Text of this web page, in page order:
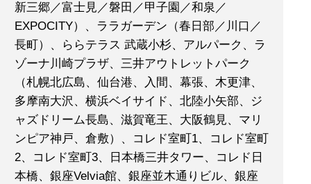
新三郷／富士見／磐田／甲子園／和泉／
EXPOCITY）、ララガーデン（春日部／川口／
長町）、ららテラス 武蔵小杉、アルパーク、ラ
ゾーナ川崎プラザ、三井アウトレットパーク
（札幌北広島、仙台港、入間、幕張、木更津、
多摩南大沢、横浜ベイサイド、北陸小矢部、ジ
ャズドリーム長島、滋賀竜王、大阪鶴見、マリ
ンピア神戸、倉敷）、コレド室町1、コレド室町
2、コレド室町3、日本橋三井タワー、コレド日
本橋、銀座Velvia館、銀座並木通りビル、銀座